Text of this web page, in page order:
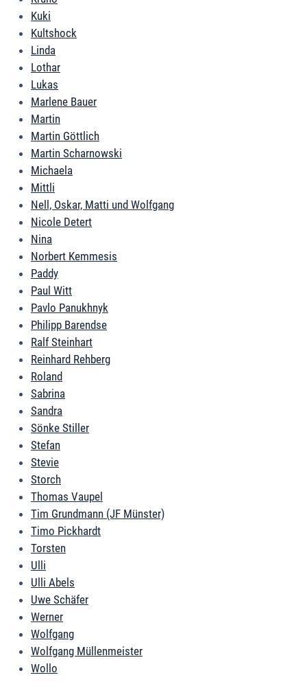
Kuki
Kultshock
Linda
Lothar
Lukas
Marlene Bauer
Martin
Martin Göttlich
Martin Scharnowski
Michaela
Mittli
Nell, Oskar, Matti und Wolfgang
Nicole Detert
Nina
Norbert Kemmesis
Paddy
Paul Witt
Pavlo Panukhnyk
Philipp Barendse
Ralf Steinhart
Reinhard Rehberg
Roland
Sabrina
Sandra
Sönke Stiller
Stefan
Stevie
Storch
Thomas Vaupel
Tim Grundmann (JF Münster)
Timo Pickhardt
Torsten
Ulli
Ulli Abels
Uwe Schäfer
Werner
Wolfgang
Wolfgang Müllenmeister
Wollo